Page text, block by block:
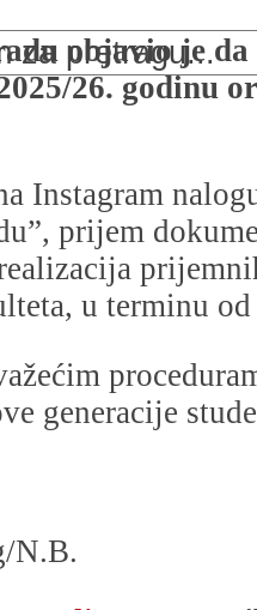
objavio je da
26. godinu
Instagram
prijem
u terminu
generacije
N.B.